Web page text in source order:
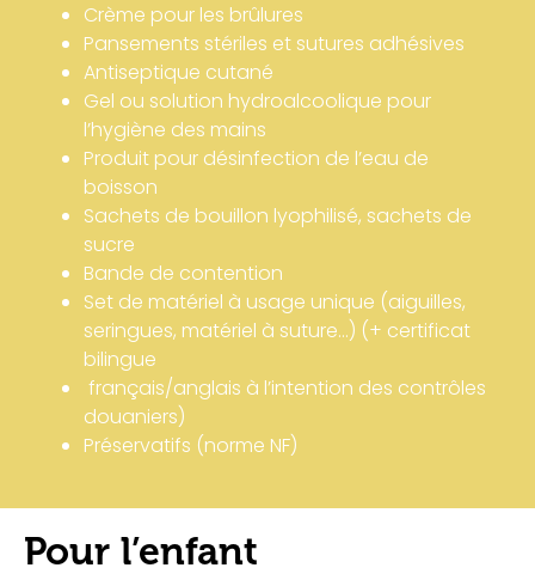
Crème pour les brûlures
Pansements stériles et sutures adhésives
Antiseptique cutané
Gel ou solution hydroalcoolique pour
l’hygiène des mains
Produit pour désinfection de l’eau de
boisson
Sachets de bouillon lyophilisé, sachets de
sucre
Bande de contention
Set de matériel à usage unique (aiguilles,
seringues, matériel à suture…) (+ certificat
bilingue
français/anglais à l’intention des contrôles
douaniers)
Préservatifs (norme NF)
Pour l’enfant